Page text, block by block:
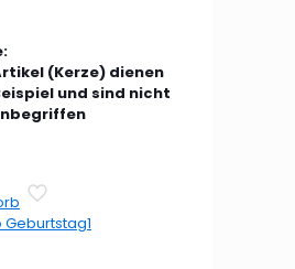
(Kerze) dienen
und sind nicht